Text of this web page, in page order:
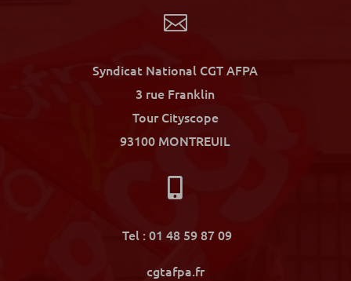

Syndicat National CGT AFPA
3 rue Franklin
Tour Cityscope
93100 MONTREUIL

Tel : 01 48 59 87 09
cgtafpa.fr